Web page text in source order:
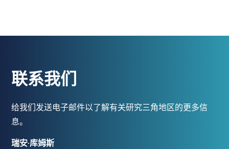
联系我们
给我们发送电子邮件以了解有关研究三角地区的更多信
息。
瑞安·库姆斯